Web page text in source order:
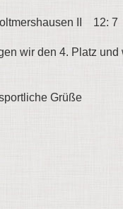
II 12: 7
wir den 4. Platz
Grüße